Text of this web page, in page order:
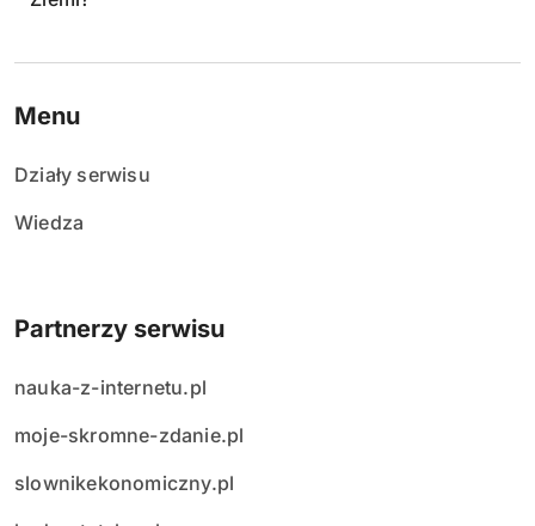
Menu
Działy serwisu
Wiedza
Partnerzy serwisu
nauka-z-internetu.pl
moje-skromne-zdanie.pl
slownikekonomiczny.pl